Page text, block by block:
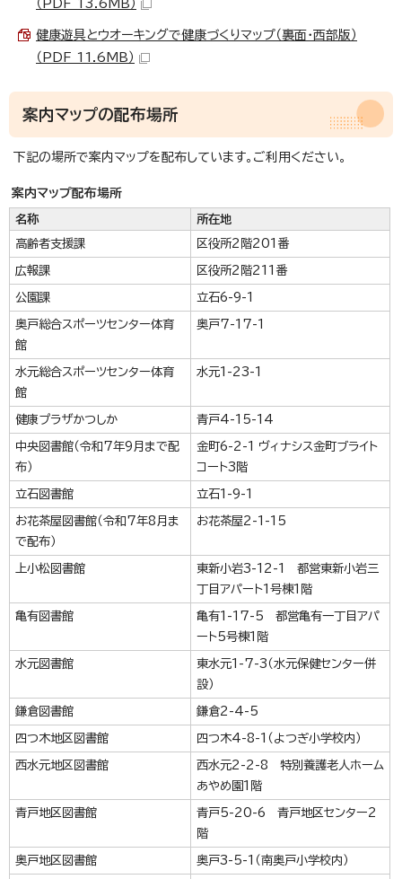
（PDF 13.6MB）
健康遊具とウオーキングで健康づくりマップ（裏面・西部版）
（PDF 11.6MB）
案内マップの配布場所
下記の場所で案内マップを配布しています。ご利用ください。
案内マップ配布場所
名称
所在地
高齢者支援課
区役所2階201番
広報課 区役所2階211番
公園課 立石6-9-1
奥戸総合スポーツセンター体育
館
奥戸7-17-1
水元総合スポーツセンター体育
館
水元1-23-1
健康プラザかつしか 青戸4-15-14
中央図書館（令和7年9月まで配
布）
金町6-2-1 ヴィナシス金町ブライト
コート3階
立石図書館 立石1-9-1
お花茶屋図書館（令和7年8月ま
で配布）
お花茶屋2-1-15
上小松図書館
東新小岩3-12-1 都営東新小岩三
丁目アパート1号棟1階
亀有図書館
亀有1-17-5 都営亀有一丁目アパ
ート5号棟1階
水元図書館
東水元1-7-3（水元保健センター併
設）
鎌倉図書館 鎌倉2-4-5
四つ木地区図書館 四つ木4-8-1（よつぎ小学校内）
西水元地区図書館
西水元2-2-8 特別養護老人ホーム
あやめ園1階
青戸地区図書館
青戸5-20-6 青戸地区センター2
階
奥戸地区図書館 奥戸3-5-1（南奥戸小学校内）